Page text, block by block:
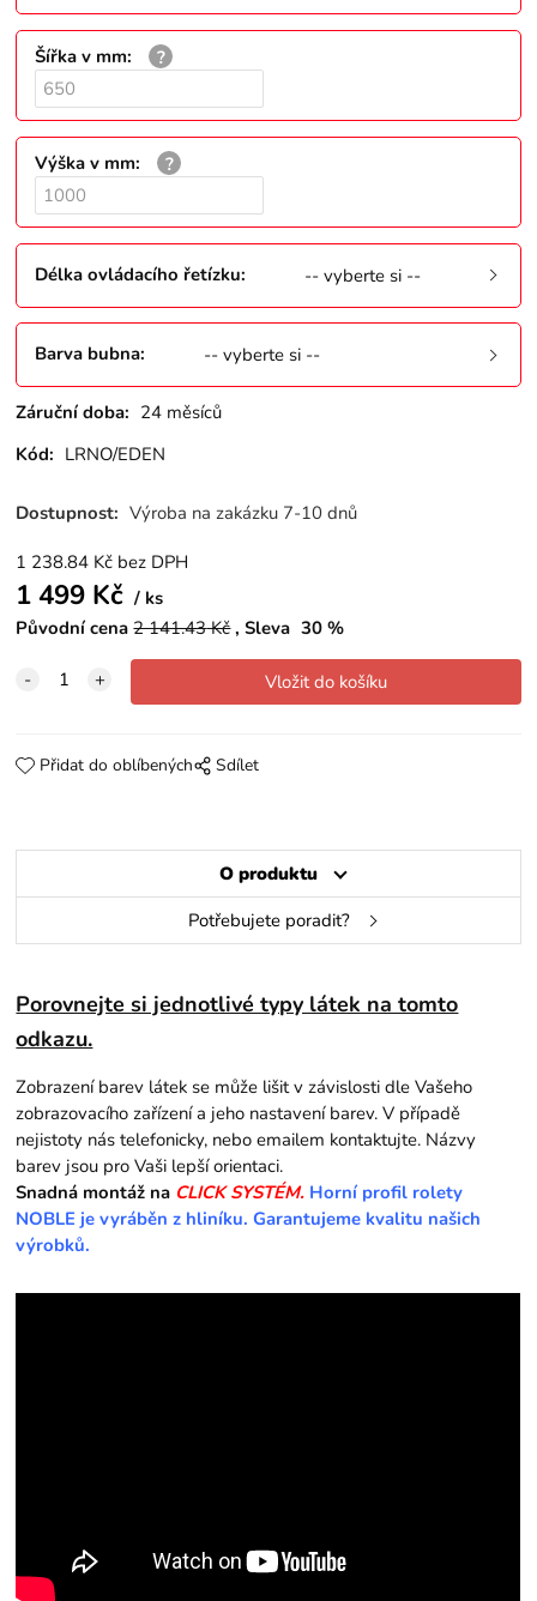
Šířka v mm:
Výška v mm:
Délka ovládacího řetízku: -- vyberte si --
Barva bubna: -- vyberte si --
Záruční doba: 24 měsíců
Kód: LRNO/EDEN
Dostupnost: Výroba na zakázku 7-10 dnů
1 238.84 Kč bez DPH
1 499 Kč
ks
Původní cena 2 141.43Kč Sleva 30 %
Přidat do oblíbených Sdílet
O produktu
Potřebujete poradit?
Porovnejte si jednotlivé typy látek na tomto
odkazu.
Zobrazení barev látek se může lišit v závislosti dle Vašeho
zobrazovacího zařízení a jeho nastavení barev. V případě
nejistoty nás telefonicky, nebo emailem kontaktujte. Názvy
barev jsou pro Vaši lepší orientaci.
Snadná montáž na CLICK SYSTÉM. Horní profil rolety
NOBLE je vyráběn z hliníku. Garantujeme kvalitu našich
výrobků.